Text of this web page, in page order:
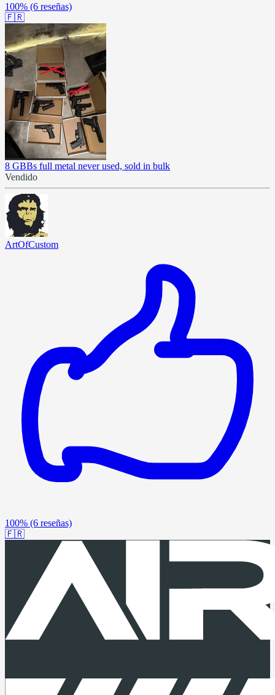
100% (6 reseñas)
🇫🇷
8 GBBs full metal never used, sold in bulk
Vendido
ArtOfCustom
100% (6 reseñas)
🇫🇷